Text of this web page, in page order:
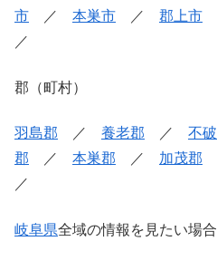
市 ／ 本巣市 ／ 郡上市
／
郡（町村）
羽島郡 ／ 養老郡 ／ 不
郡 ／ 本巣郡 ／ 加茂郡
／
岐阜県全域の情報を見たい場